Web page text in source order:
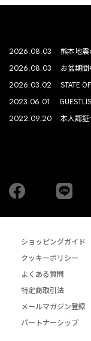
2026.08.03 熊本地震
2026.08.03 お盆期
2026.03.02 STATE
2023.06.01
2022.09.20 本人認
Facebook
ショッピングガイド
クッキーポリシー
よくある質問
特定商取引法
メールマガジン登録
パートナーシップ